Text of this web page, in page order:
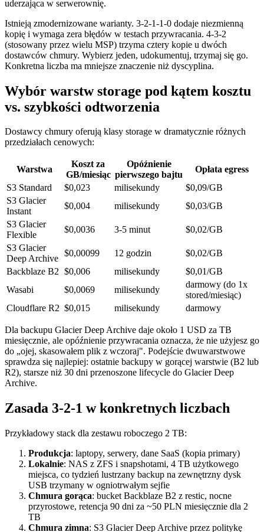
uderzająca w serwerownię.
Istnieją zmodernizowane warianty. 3-2-1-1-0 dodaje niezmienną
kopię i wymaga zera błędów w testach przywracania. 4-3-2
(stosowany przez wielu MSP) trzyma cztery kopie u dwóch
dostawców chmury. Wybierz jeden, udokumentuj, trzymaj się go.
Konkretna liczba ma mniejsze znaczenie niż dyscyplina.
Wybór warstw storage pod kątem kosztu
vs. szybkości odtworzenia
Dostawcy chmury oferują klasy storage w dramatycznie różnych
przedziałach cenowych:
Warstwa
Koszt za
GB/miesiąc
Opóźnienie
pierwszego bajtu
Opłata egress
S3 Standard
$0,023 milisekundy
$0,09/GB
S3 Glacier
Instant
$0,004 milisekundy
$0,03/GB
S3 Glacier
Flexible
$0,0036 3-5 minut
$0,02/GB
S3 Glacier
Deep Archive
$0,00099 12 godzin
$0,02/GB
Backblaze B2 $0,006 milisekundy
$0,01/GB
Wasabi
$0,0069 milisekundy
darmowy (do 1x
stored/miesiąc)
Cloudflare R2 $0,015 milisekundy darmowy
Dla backupu Glacier Deep Archive daje około 1 USD za TB
miesięcznie, ale opóźnienie przywracania oznacza, że nie użyjesz go
do „ojej, skasowałem plik z wczoraj". Podejście dwuwarstwowe
sprawdza się najlepiej: ostatnie backupy w gorącej warstwie (B2 lub
R2), starsze niż 30 dni przenoszone lifecycle do Glacier Deep
Archive.
Zasada 3-2-1 w konkretnych liczbach
Przykładowy stack dla zestawu roboczego 2 TB:
Produkcja: laptopy, serwery, dane SaaS (kopia primary)
Lokalnie: NAS z ZFS i snapshotami, 4 TB użytkowego
miejsca, co tydzień lustrzany backup na zewnętrzny dysk
USB trzymany w ogniotrwałym sejfie
Chmura gorąca: bucket Backblaze B2 z restic, nocne
przyrostowe, retencja 90 dni za ~50 PLN miesięcznie dla 2
TB
Chmura zimna: S3 Glacier Deep Archive przez politykę